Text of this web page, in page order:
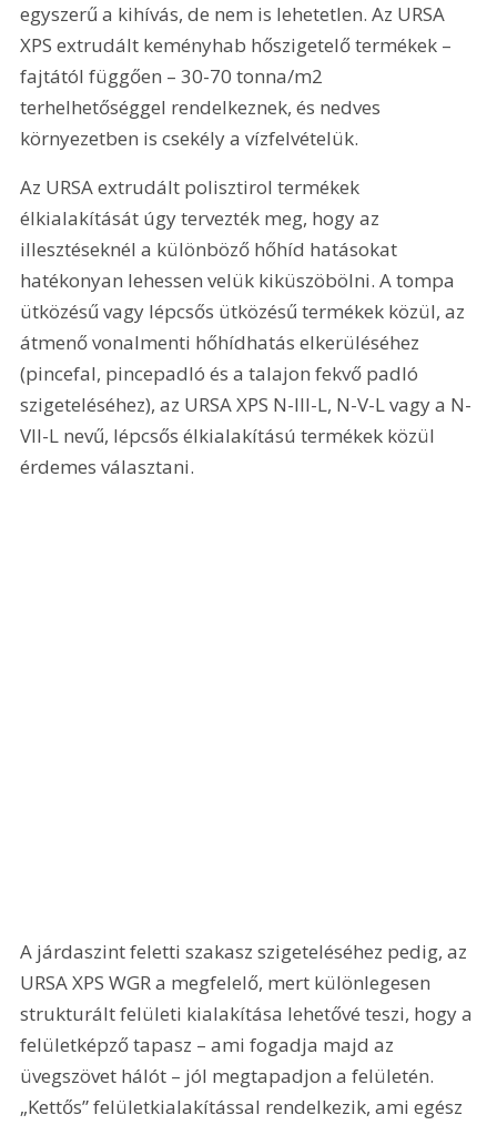
egyszerű a kihívás, de nem is lehetetlen. Az URSA
XPS extrudált keményhab hőszigetelő termékek –
fajtától függően – 30-70 tonna/m2
terhelhetőséggel rendelkeznek, és nedves
környezetben is csekély a vízfelvételük.
Az URSA extrudált polisztirol termékek
élkialakítását úgy tervezték meg, hogy az
illesztéseknél a különböző hőhíd hatásokat
hatékonyan lehessen velük kiküszöbölni. A tompa
ütközésű vagy lépcsős ütközésű termékek közül, az
átmenő vonalmenti hőhídhatás elkerüléséhez
(pincefal, pincepadló és a talajon fekvő padló
szigeteléséhez), az URSA XPS N-III-L, N-V-L vagy a N-
VII-L nevű, lépcsős élkialakítású termékek közül
érdemes választani.
A járdaszint feletti szakasz szigeteléséhez pedig, az
URSA XPS WGR a megfelelő, mert különlegesen
strukturált felületi kialakítása lehetővé teszi, hogy a
felületképző tapasz – ami fogadja majd az
üvegszövet hálót – jól megtapadjon a felületén.
„Kettős” felületkialakítással rendelkezik, ami egész